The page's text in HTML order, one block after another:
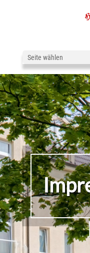
Seite wählen